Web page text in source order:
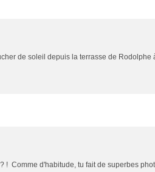
de soleil depuis la terrasse de Rodolphe
Comme d'habitude, tu fait de superbes